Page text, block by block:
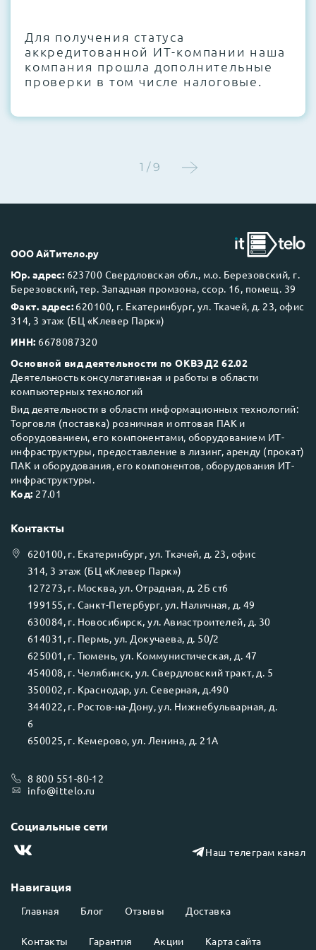
Этап 4:Стресс-тестирование под 100%
нагрузкой в течение 72 часов для
проверки стабильности всех подсистем
Next Business Day (NBD)
Для получения статуса
аккредитованной ИТ-компании наша
компания прошла дополнительные
проверки в том числе налоговые.
1 / 9
ООО АйТитело.ру
Юр. адрес: 623700 Свердловская обл., м.о. Березовский, г.
Березовский, тер. Западная промзона, ссор. 16, помещ. 39
Факт. адрес: 620100, г. Екатеринбург, ул. Ткачей, д. 23, офис
314, 3 этаж (БЦ «Клевер Парк»)
ИНН: 6678087320
Основной вид деятельности по ОКВЭД2 62.02
Деятельность консультативная и работы в области
компьютерных технологий
Вид деятельности в области информационных технологий:
Торговля (поставка) розничная и оптовая ПАК и
оборудованием, его компонентами, оборудованием ИТ-
инфраструктуры, предоставление в лизинг, аренду (прокат)
ПАК и оборудования, его компонентов, оборудования ИТ-
инфраструктуры.
Код: 27.01
Навигация
Главная Блог Отзывы Доставка
Контакты Гарантия Акции Карта сайта
Контакты
620100, г. Екатеринбург, ул.Ткачей, д. 23, офис
314, 3 этаж (БЦ «Клевер Парк»)
127273, г. Москва, ул. Отрадная, д. 2Б ст6
199155, г. Санкт-Петербург, ул. Наличная, д. 49
630084, г. Новосибирск, ул. Авиастроителей, д. 30
614031 , г. Пермь, ул. Докучаева, д. 50/2
625001 , г. Тюмень, ул. Коммунистическая, д. 47
454008, г. Челябинск, ул. Свердловский тракт, д. 5
350002, г. Краснодар, ул. Северная, д.490
344022, г. Ростов-на-Дону, ул. Нижнебульварная, д.
6
650025, г. Кемерово, ул. Ленина, д. 21А
8 800 551-80-12
info@ittelo.ru
Социальные сети
Наш телеграм канал